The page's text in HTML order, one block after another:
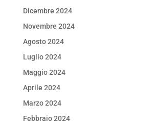
Dicembre 2024
Novembre 2024
Agosto 2024
Luglio 2024
Maggio 2024
Aprile 2024
Marzo 2024
Febbraio 2024